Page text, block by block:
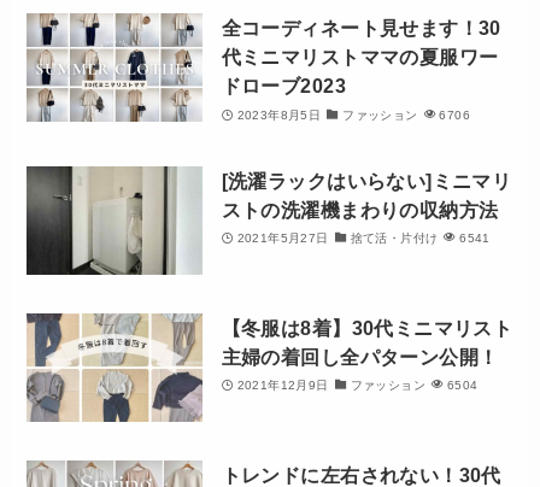
全コーディネート見せます！30
代ミニマリストママの夏服ワー
ドローブ2023
2023年8月5日 ファッション 6706
[洗濯ラックはいらない]ミニマリ
ストの洗濯機まわりの収納方法
2021年5月27日 捨て活・片付け 6541
【冬服は8着】30代ミニマリスト
主婦の着回し全パターン公開！
2021年12月9日 ファッション 6504
トレンドに左右されない！30代